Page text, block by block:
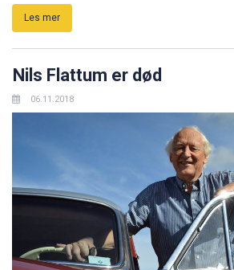
Les mer
Nils Flattum er død
06.11.2018